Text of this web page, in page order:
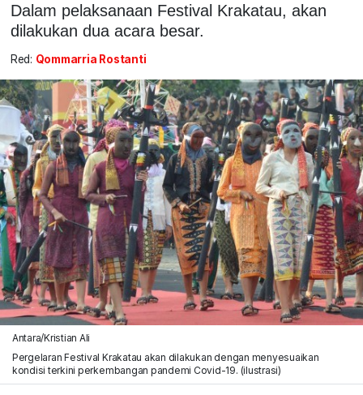
Dalam pelaksanaan Festival Krakatau, akan
dilakukan dua acara besar.
Red: Qommarria Rostanti
Antara/Kristian Ali
Pergelaran Festival Krakatau akan dilakukan dengan menyesuaikan
kondisi terkini perkembangan pandemi Covid-19. (ilustrasi)